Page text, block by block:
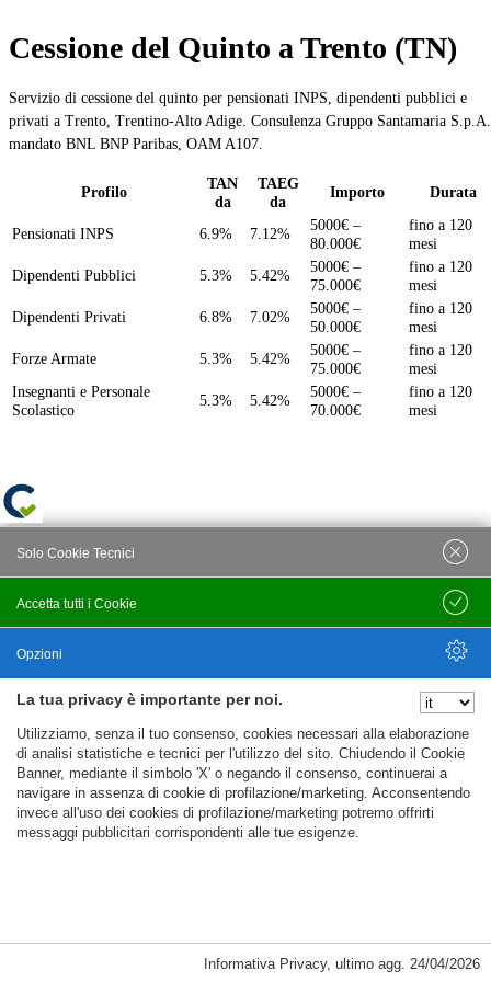
Cessione del Quinto a Trento (TN)
Servizio di cessione del quinto per pensionati INPS, dipendenti pubblici e
privati a Trento, Trentino-Alto Adige. Consulenza Gruppo Santamaria
mandato BNL BNP Paribas, OAM A107.
Profilo
TAN
da
TAEG
da
Importo Durata
Pensionati INPS 6.9% 7.12%
5000€ –
80.000€
fino a 120
mesi
Dipendenti Pubblici
5.3% 5.42%
5000€ –
75.000€
fino a 120
mesi
Dipendenti Privati
6.8% 7.02%
5000€ –
50.000€
fino a 120
mesi
Forze Armate
5.3% 5.42%
5000€ –
75.000€
fino a 120
mesi
Insegnanti e Personale
Scolastico
5.3% 5.42%
5000€ –
70.000€
fino a 120
mesi
La tua privacy è importante per noi.
Utilizziamo, senza il tuo consenso, cookies necessari alla elaborazione
di analisi statistiche e tecnici per l'utilizzo del sito. Chiudendo il Cookie
Banner, mediante il simbolo 'X' o negando il consenso, continuerai a
navigare in assenza di cookie di profilazione/marketing. Acconsentendo
invece all'uso dei cookies di profilazione/marketing potremo offrirti
messaggi pubblicitari corrispondenti alle tue esigenze.
Cookie Necessari, Tecnici di Sessione
Accetta tutti i Cookie
Solo Cookie Tecnici
Salva
Opzioni
Nascondi Opzioni
Informativa Privacy, ultimo agg. 24/04/2026